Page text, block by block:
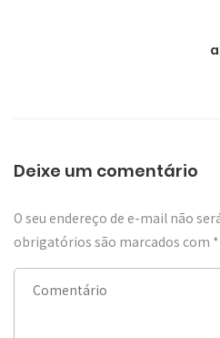
Deixe um comentário
O seu endereço de e-mail não
obrigatórios são marcados com *